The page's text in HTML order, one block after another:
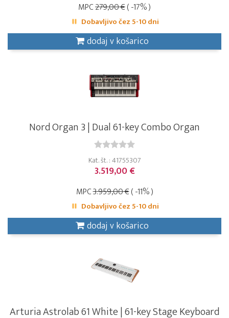
MPC279,00 €( -17% )
Dobavljivo čez 5-10 dni
dodaj v košarico
Nord Organ 3 | Dual 61-key Combo Organ
Kat. št. : 41755307
3.519,00 €
MPC3.959,00 €( -11% )
Dobavljivo čez 5-10 dni
dodaj v košarico
Arturia Astrolab 61 White | 61-key Stage Keyboard